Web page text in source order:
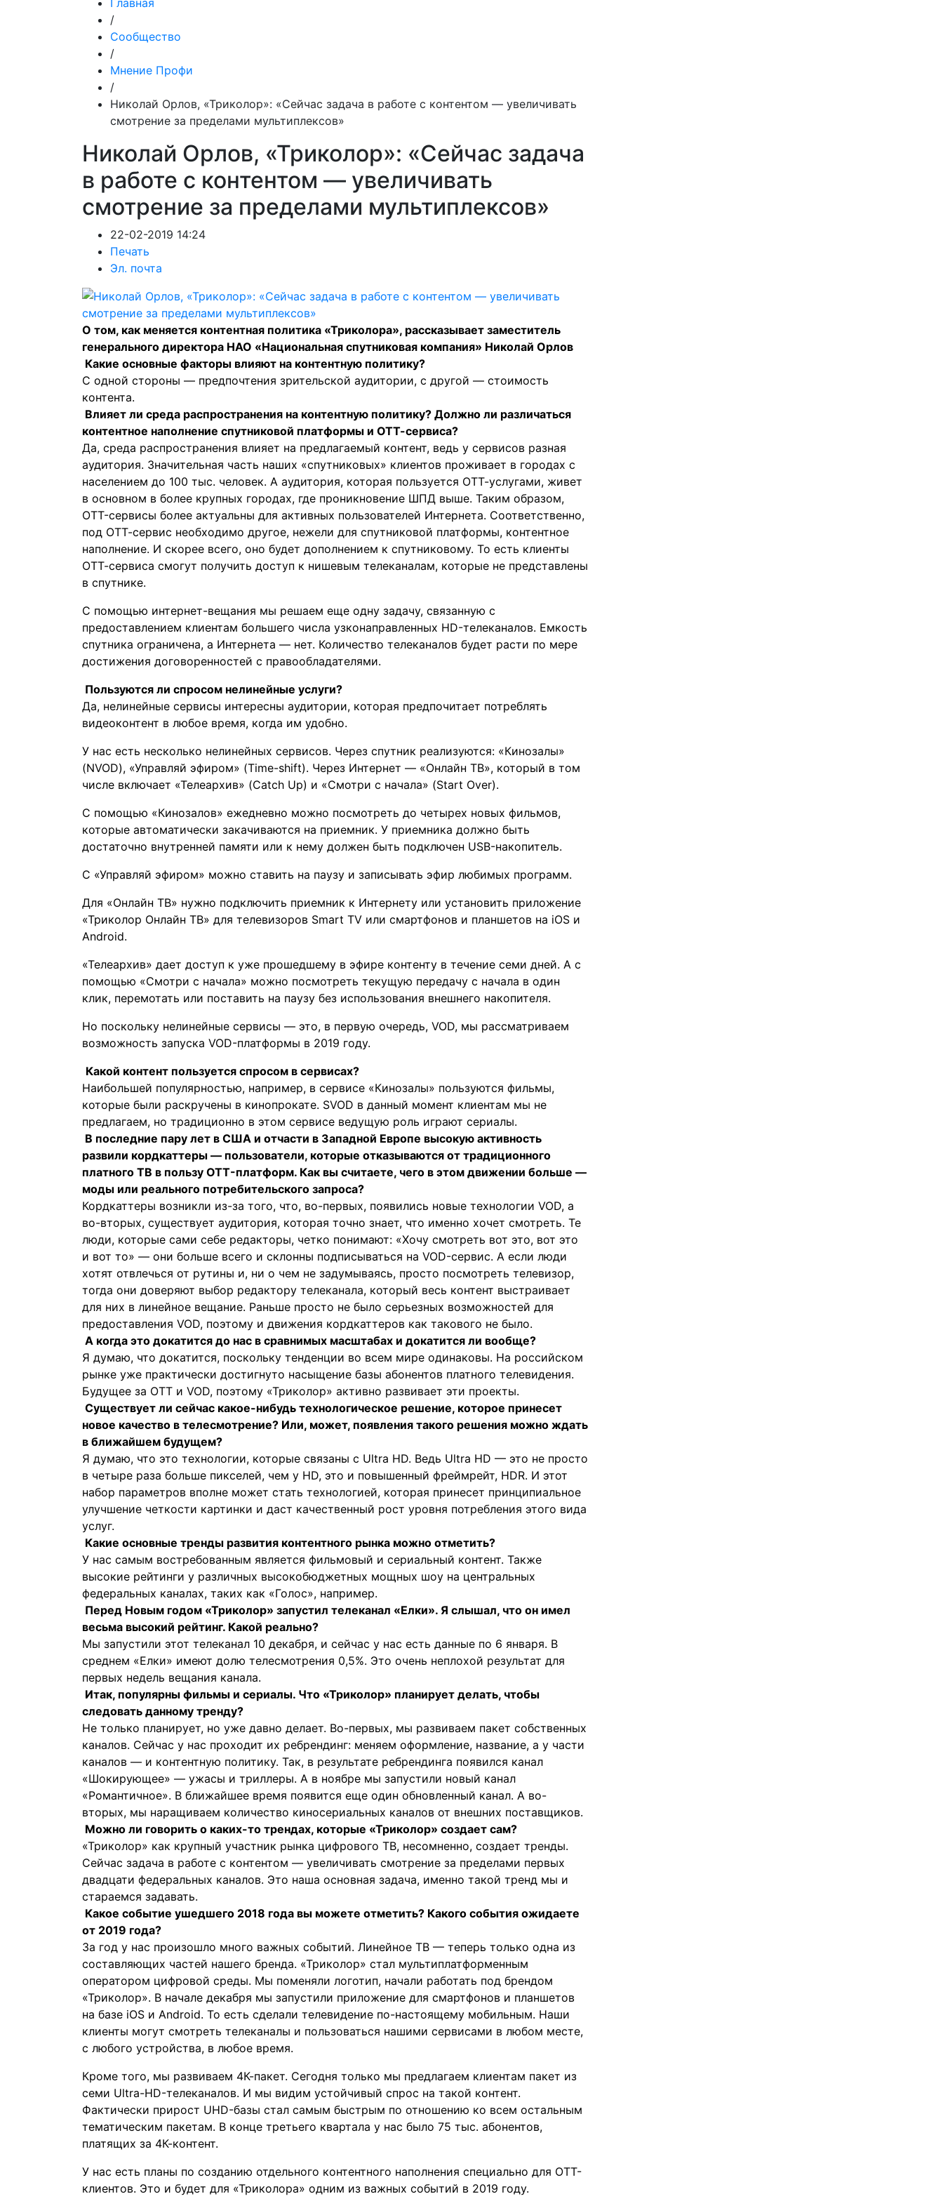
Главная
/
Сообщество
/
Мнение Профи
/
Николай Орлов, «Триколор»: «Сейчас задача в работе с контентом — увеличивать
смотрение за пределами мультиплексов»
Николай Орлов, «Триколор»: «Сейчас задача
в работе с контентом — увеличивать
смотрение за пределами мультиплексов»
22-02-2019 14:24
Печать
Эл. почта
О том, как меняется контентная политика «Триколора», рассказывает заместитель
генерального директора НАО «Национальная спутниковая компания» Николай Орлов
Какие основные факторы влияют на контентную политику?
С одной стороны — предпочтения зрительской аудитории, с другой — стоимость
контента.
Влияет ли среда распространения на контентную политику? Должно ли различаться
контентное наполнение спутниковой платформы и ОТТ-сервиса?
Да, среда распространения влияет на предлагаемый контент, ведь у сервисов разная
аудитория. Значительная часть наших «спутниковых» клиентов проживает в городах с
населением до 100 тыс. человек. А аудитория, которая пользуется ОТТ-услугами, живет
в основном в более крупных городах, где проникновение ШПД выше. Таким образом,
OTT-сервисы более актуальны для активных пользователей Интернета. Соответственно,
под ОТТ-сервис необходимо другое, нежели для спутниковой платформы, контентное
наполнение. И скорее всего, оно будет дополнением к спутниковому. То есть клиенты
ОТТ-сервиса смогут получить доступ к нишевым телеканалам, которые не представлены
в спутнике.
С помощью интернет-вещания мы решаем еще одну задачу, связанную с
предоставлением клиентам большего числа узконаправленных HD-телеканалов. Емкость
спутника ограничена, а Интернета — нет. Количество телеканалов будет расти по мере
достижения договоренностей с правообладателями.
Пользуются ли спросом нелинейные услуги?
Да, нелинейные сервисы интересны аудитории, которая предпочитает потреблять
видеоконтент в любое время, когда им удобно.
У нас есть несколько нелинейных сервисов. Через спутник реализуются: «Кинозалы»
(NVOD), «Управляй эфиром» (Time-shift). Через Интернет — «Онлайн ТВ», который в том
числе включает «Телеархив» (Catch Up) и «Смотри с начала» (Start Over).
С помощью «Кинозалов» ежедневно можно посмотреть до четырех новых фильмов,
которые автоматически закачиваются на приемник. У приемника должно быть
достаточно внутренней памяти или к нему должен быть подключен USB-накопитель.
С «Управляй эфиром» можно ставить на паузу и записывать эфир любимых программ.
Для «Онлайн ТВ» нужно подключить приемник к Интернету или установить приложение
«Триколор Онлайн ТВ» для телевизоров Smart TV или смартфонов и планшетов на iOS и
Android.
«Телеархив» дает доступ к уже прошедшему в эфире контенту в течение семи дней. А с
помощью «Смотри с начала» можно посмотреть текущую передачу с начала в один
клик, перемотать или поставить на паузу без использования внешнего накопителя.
Но поскольку нелинейные сервисы — это, в первую очередь, VOD, мы рассматриваем
возможность запуска VOD-платформы в 2019 году.
Какой контент пользуется спросом в сервисах?
Наибольшей популярностью, например, в сервисе «Кинозалы» пользуются фильмы,
которые были раскручены в кинопрокате. SVOD в данный момент клиентам мы не
предлагаем, но традиционно в этом сервисе ведущую роль играют сериалы.
В последние пару лет в США и отчасти в Западной Европе высокую активность
развили кордкаттеры — пользователи, которые отказываются от традиционного
платного ТВ в пользу OTT-платформ. Как вы считаете, чего в этом движении больше —
моды или реального потребительского запроса?
Кордкаттеры возникли из-за того, что, во-первых, появились новые технологии VOD, а
во-вторых, существует аудитория, которая точно знает, что именно хочет смотреть. Те
люди, которые сами себе редакторы, четко понимают: «Хочу смотреть вот это, вот это
и вот то» — они больше всего и склонны подписываться на VOD-сервис. А если люди
хотят отвлечься от рутины и, ни о чем не задумываясь, просто посмотреть телевизор,
тогда они доверяют выбор редактору телеканала, который весь контент выстраивает
для них в линейное вещание. Раньше просто не было серьезных возможностей для
предоставления VOD, поэтому и движения кордкаттеров как такового не было.
А когда это докатится до нас в сравнимых масштабах и докатится ли вообще?
Я думаю, что докатится, поскольку тенденции во всем мире одинаковы. На российском
рынке уже практически достигнуто насыщение базы абонентов платного телевидения.
Будущее за ОТТ и VOD, поэтому «Триколор» активно развивает эти проекты.
Существует ли сейчас какое-нибудь технологическое решение, которое принесет
новое качество в телесмотрение? Или, может, появления такого решения можно ждать
в ближайшем будущем?
Я думаю, что это технологии, которые связаны с Ultra HD. Ведь Ultra HD — это не просто
в четыре раза больше пикселей, чем у HD, это и повышенный фреймрейт, HDR. И этот
набор параметров вполне может стать технологией, которая принесет принципиальное
улучшение четкости картинки и даст качественный рост уровня потребления этого вида
услуг.
Какие основные тренды развития контентного рынка можно отметить?
У нас самым востребованным является фильмовый и сериальный контент. Также
высокие рейтинги у различных высокобюджетных мощных шоу на центральных
федеральных каналах, таких как «Голос», например.
Перед Новым годом «Триколор» запустил телеканал «Елки». Я слышал, что он имел
весьма высокий рейтинг. Какой реально?
Мы запустили этот телеканал 10 декабря, и сейчас у нас есть данные по 6 января. В
среднем «Елки» имеют долю телесмотрения 0,5%. Это очень неплохой результат для
первых недель вещания канала.
Итак, популярны фильмы и сериалы. Что «Триколор» планирует делать, чтобы
следовать данному тренду?
Не только планирует, но уже давно делает. Во-первых, мы развиваем пакет собственных
каналов. Сейчас у нас проходит их ребрендинг: меняем оформление, название, а у части
каналов — и контентную политику. Так, в результате ребрендинга появился канал
«Шокирующее» — ужасы и триллеры. А в ноябре мы запустили новый канал
«Романтичное». В ближайшее время появится еще один обновленный канал. А во-
вторых, мы наращиваем количество киносериальных каналов от внешних поставщиков.
Можно ли говорить о каких-то трендах, которые «Триколор» создает сам?
«Триколор» как крупный участник рынка цифрового ТВ, несомненно, создает тренды.
Сейчас задача в работе с контентом — увеличивать смотрение за пределами первых
двадцати федеральных каналов. Это наша основная задача, именно такой тренд мы и
стараемся задавать.
Какое событие ушедшего 2018 года вы можете отметить? Какого события ожидаете
от 2019 года?
За год у нас произошло много важных событий. Линейное ТВ — теперь только одна из
составляющих частей нашего бренда. «Триколор» стал мультиплатформенным
оператором цифровой среды. Мы поменяли логотип, начали работать под брендом
«Триколор». В начале декабря мы запустили приложение для смартфонов и планшетов
на базе iOS и Android. То есть сделали телевидение по-настоящему мобильным. Наши
клиенты могут смотреть телеканалы и пользоваться нашими сервисами в любом месте,
с любого устройства, в любое время.
Кроме того, мы развиваем 4К-пакет. Сегодня только мы предлагаем клиентам пакет из
семи Ultra-HD-телеканалов. И мы видим устойчивый спрос на такой контент.
Фактически прирост UHD-базы стал самым быстрым по отношению ко всем остальным
тематическим пакетам. В конце третьего квартала у нас было 75 тыс. абонентов,
платящих за 4К-контент.
У нас есть планы по созданию отдельного контентного наполнения специально для OTT-
клиентов. Это и будет для «Триколора» одним из важных событий в 2019 году.